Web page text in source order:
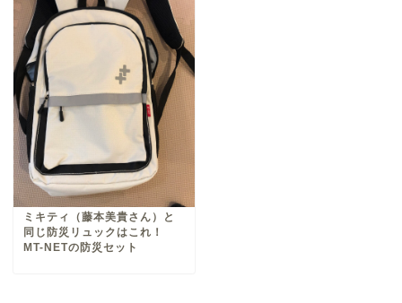
ミキティ（藤本美貴さん）と
同じ防災リュックはこれ！
MT-NETの防災セット